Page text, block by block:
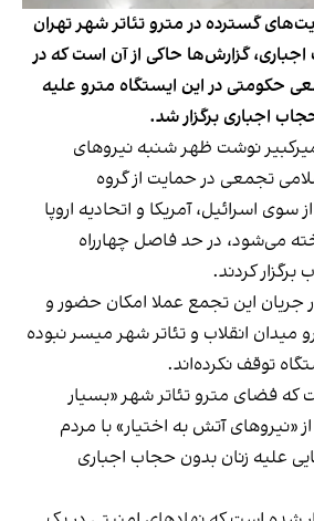
گسترده در مترو تئاتر شهر تهران
گزارش‌ها حاکی از آن است که در
تجمعی حکومتی در این ایستگاه مترو علیه
اجباری برگزار شد.
نوشت ظهر شنبه نیروهای
تجمعی در حمایت از گروه
اسرائیل، آمریکا و اتحادیه اروپا
می‌شود، در حد فاصل چهارراه
کردند.
جریان این تجمع عملا امکان حضور و
میدان انقلاب و تئاتر شهر میسر نبوده
توقف نکرده‌اند.
که فضای مترو تئاتر شهر «بسیار
آتش به اختیار» با مردم
علیه زنان بدون حجاب اجباری